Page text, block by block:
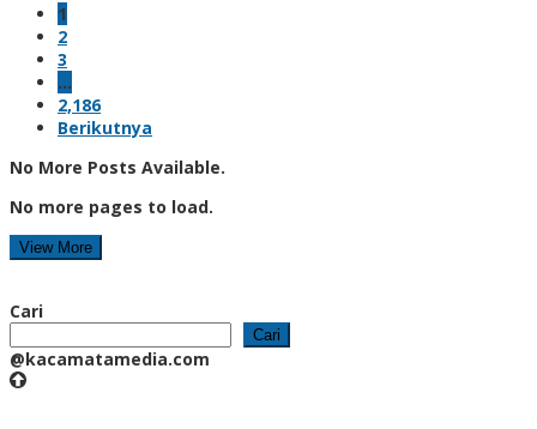
1
2
3
…
2,186
Berikutnya
No More Posts Available.
No more pages to load.
View More
Cari
Cari
@kacamatamedia.com